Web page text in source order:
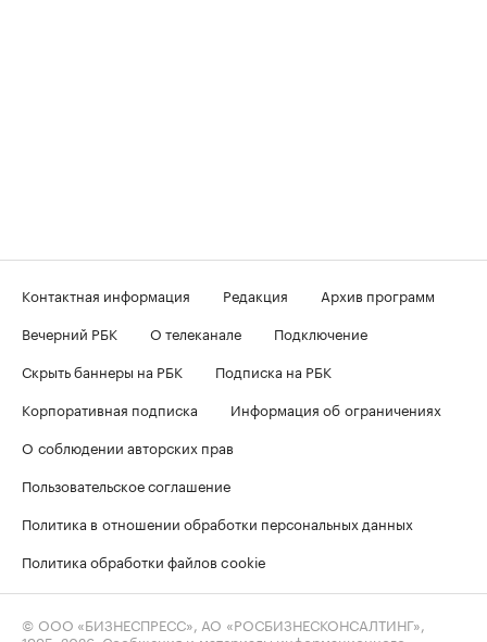
Контактная информация Редакция
Архив программ
Вечерний РБК
О телеканале
Подключение
Скрыть баннеры на РБК
Подписка на РБК
Корпоративная подписка
Информация об ограничениях
О соблюдении авторских прав
Пользовательское соглашение
Политика в отношении обработки персональных данных
Политика обработки файлов cookie
© ООО «БИЗНЕСПРЕСС», АО «РОСБИЗНЕСКОНСАЛТИНГ»,